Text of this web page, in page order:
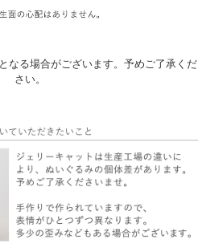
なる場合がございます。予めご了承くだ
さい。